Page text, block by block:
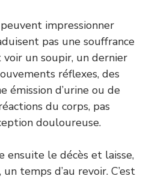
impressionner
pas une souffrance
voir un soupir, un dernier
réflexes, des
émission d’urine ou de
du corps, pas
douloureuse.
ensuite le décès et laisse,
temps d’au revoir. C’est